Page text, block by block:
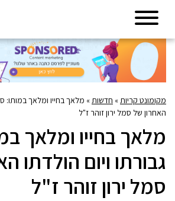
מקומונט קריות » חדשות » מלאך בחייו ומלאך במותו:
האחרון של סמל ירון זוהר ז"ל
מלאך בחייו ומלאך
גבורתו ויום הולדתו
סמל ירון זוהר ז"ל